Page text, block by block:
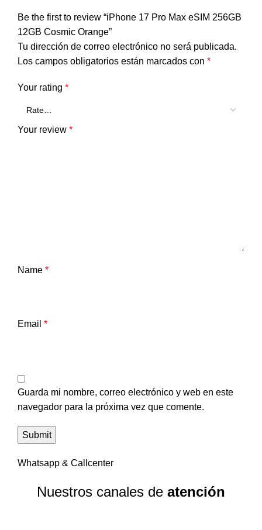
Be the first to review “iPhone 17 Pro Max eSIM 256GB
12GB Cosmic Orange”
Tu dirección de correo electrónico no será publicada.
Los campos obligatorios están marcados con *
Your rating *
Your review *
Name *
Email *
Guarda mi nombre, correo electrónico y web en este
navegador para la próxima vez que comente.
Whatsapp & Callcenter
Nuestros canales de atención